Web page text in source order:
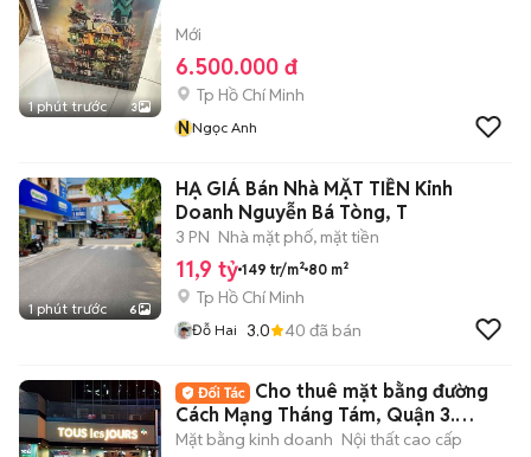
1 phút trước 3
Mới
6.500.000 đ
Tp Hồ Chí Minh
NNgọc Anh
1 phút trước 6
HẠ GIÁ Bán Nhà MẶT TIỀN Kinh
Doanh Nguyễn Bá Tòng, T
3 PN Nhà mặt phố, mặt tiền
11,9 tỷ 149 tr/m² 80 m²
Tp Hồ Chí Minh
Đỗ Hai 3.0 40 đã bán
Cho thuê mặt bằng đường
Cách Mạng Tháng Tám, Quận 3.
Ngang 8 mét
Mặt bằng kinh doanh Nội thất cao cấp